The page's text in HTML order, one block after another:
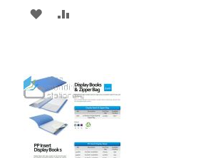
ADD
LIST